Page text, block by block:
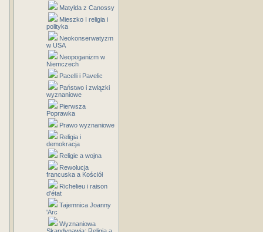
Matylda z Canossy
Mieszko I religia i
polityka
Neokonserwatyzm
w USA
Neopoganizm w
Niemczech
Pacelli i Pavelic
Państwo i związki
wyznaniowe
Pierwsza
Poprawka
Prawo wyznaniowe
Religia i
demokracja
Religie a wojna
Rewolucja
francuska a Kościół
Richelieu i raison
d'état
Tajemnica Joanny
'Arc
Wyznaniowa